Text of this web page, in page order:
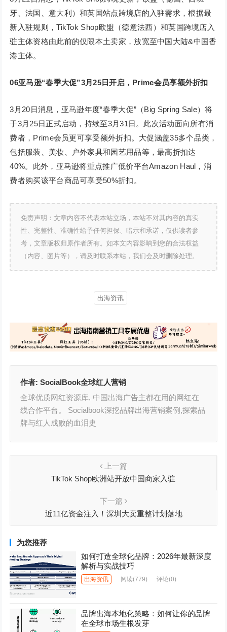
牙、法国、意大利）和英国站点跨境店的入驻需求，根据最
新入驻规则，TikTok Shop欧盟（德意法西）和英国跨境店入
驻主体资格由此前的仅限本土卖家，放宽至中国大陆&中国香
港主体。
06亚马逊“春季大促”3月25日开启，Prime会员享额外折扣
3月20日消息，亚马逊年度“春季大促”（Big Spring Sale）将
于3月25日正式启动，持续至3月31日。此次活动面向所有消
费者，Prime会员更可享受额外折扣。大促涵盖35多个品类，
包括服装、美妆、户外家具和园艺用品等，最高折扣达
40%。此外，亚马逊将重点推广低价平台Amazon Haul，消
费者购买该平台商品可享受50%折扣。
免责声明：文章内容不代表本站立场，本站不对其内容的真实
性、完整性、准确性给予任何担保、暗示和承诺，仅供读者参
考，文章版权归原作者所有。如本文内容影响到您的合法权益
（内容、图片等），请及时联系本站，我们会及时删除处理。
出海资讯
作者:SocialBook全球红人营销
全球优质网红资源库, 中国出海广告主都在用的网红在
线合作平台。 Socialbook深挖品牌出海营销案例,探索品
牌与红人成败的血泪史
上一篇
TikTok Shop欧洲站开放中国商家入驻
下一篇
近11亿资金注入！深圳大卖重整计划落地
为您推荐
如何打造全球化品牌：2026年最新深度
解析与实战技巧
出海资讯 阅读(779) 评论(0)
品牌出海本地化策略：如何让你的品牌
在全球市场生根发芽